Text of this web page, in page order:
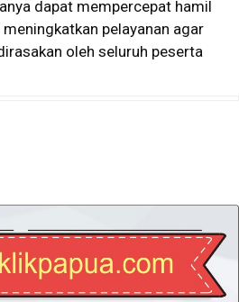
dapat mempercepat hamil
pelayanan agar
oleh seluruh peserta